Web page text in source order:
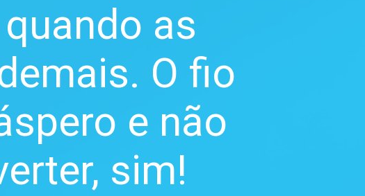
as
O fio
e não
sim!